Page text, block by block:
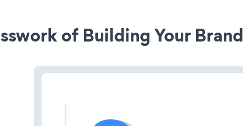
of Building Your Brand